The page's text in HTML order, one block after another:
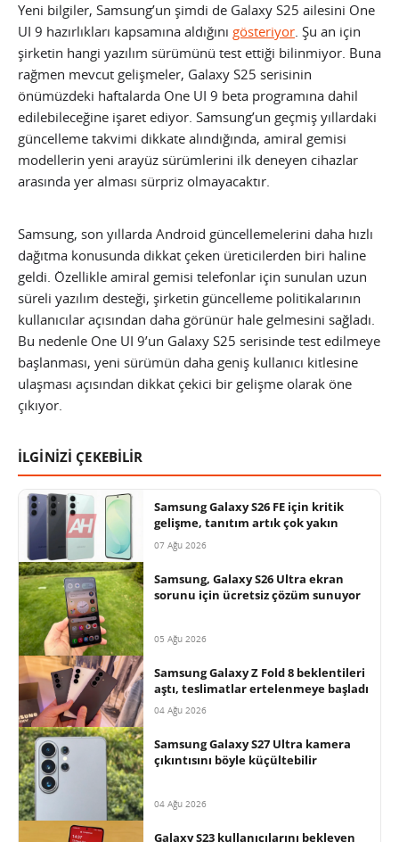
Yeni bilgiler, Samsung’un şimdi de Galaxy S25 ailesini One
UI 9 hazırlıkları kapsamına aldığını gösteriyor. Şu an için
şirketin hangi yazılım sürümünü test ettiği bilinmiyor. Buna
rağmen mevcut gelişmeler, Galaxy S25 serisinin
önümüzdeki haftalarda One UI 9 beta programına dahil
edilebileceğine işaret ediyor. Samsung’un geçmiş yıllardaki
güncelleme takvimi dikkate alındığında, amiral gemisi
modellerin yeni arayüz sürümlerini ilk deneyen cihazlar
arasında yer alması sürpriz olmayacaktır.
Samsung, son yıllarda Android güncellemelerini daha hızlı
dağıtma konusunda dikkat çeken üreticilerden biri haline
geldi. Özellikle amiral gemisi telefonlar için sunulan uzun
süreli yazılım desteği, şirketin güncelleme politikalarının
kullanıcılar açısından daha görünür hale gelmesini sağladı.
Bu nedenle One UI 9’un Galaxy S25 serisinde test edilmeye
başlanması, yeni sürümün daha geniş kullanıcı kitlesine
ulaşması açısından dikkat çekici bir gelişme olarak öne
çıkıyor.
İLGİNİZİ ÇEKEBİLİR
Samsung Galaxy S26 FE için kritik
gelişme, tanıtım artık çok yakın
07 Ağu 2026
Samsung, Galaxy S26 Ultra ekran
sorunu için ücretsiz çözüm sunuyor
05 Ağu 2026
Samsung Galaxy Z Fold 8 beklentileri
aştı, teslimatlar ertelenmeye başladı
04 Ağu 2026
Samsung Galaxy S27 Ultra kamera
çıkıntısını böyle küçültebilir
04 Ağu 2026
Galaxy S23 kullanıcılarını bekleyen